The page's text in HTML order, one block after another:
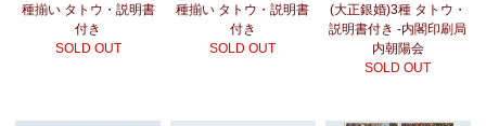
種揃い タトウ・説明書
付き
SOLD OUT
種揃い タトウ・説明書
付き
SOLD OUT
(大正銀婚)3種 タトウ・
説明書付き -内閣印刷局
内朝陽会
SOLD OUT